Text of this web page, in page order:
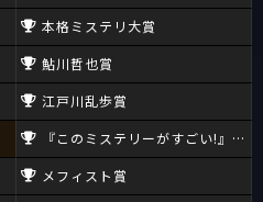
本格ミステリ大賞
鮎川哲也賞
江戸川乱歩賞
『このミステリーがすごい!』大賞
メフィスト賞